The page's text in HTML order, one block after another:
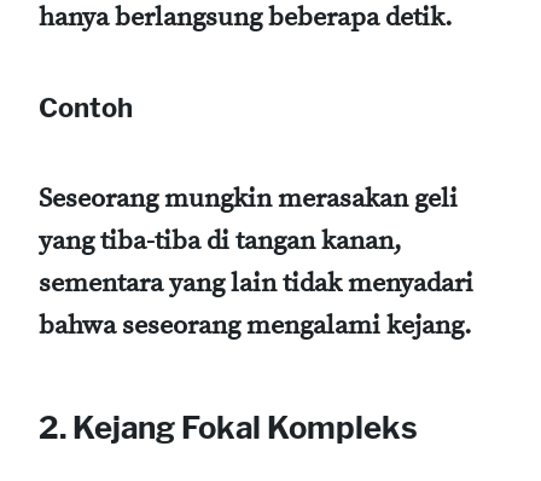
hanya berlangsung beberapa detik.
Contoh
Seseorang mungkin merasakan geli
yang tiba-tiba di tangan kanan,
sementara yang lain tidak menyadari
bahwa seseorang mengalami kejang.
2. Kejang Fokal Kompleks